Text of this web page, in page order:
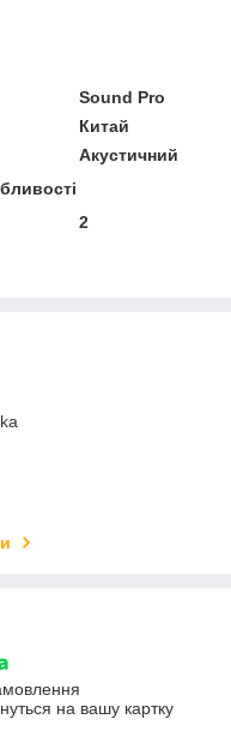
Sound Pro
Китай
Акустичний
2
на вашу картку